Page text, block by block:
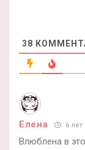
38
Елена 6 лет
Влюблена в